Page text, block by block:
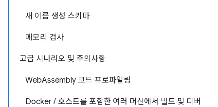
새 이름 생성 스키마
메모리 검사
고급 시나리오 및 주의사항
WebAssembly 코드 프로파일링
Docker / 호스트를 포함한 여러 머신에서 빌드 및 디버